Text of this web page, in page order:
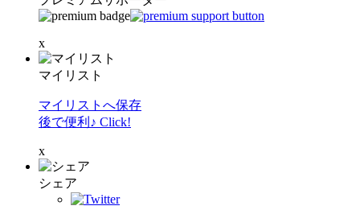
x
マイリスト
マイリストへ保存
後で便利♪ Click!
x
シェア